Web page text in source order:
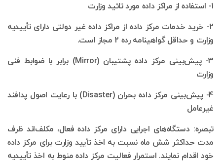
1- استفاده از مراکز داده مورد تائید وزارت
2- خرید خدمات مرکز داده از مراکز داده غیر دولتی دارای تأییدیه
وزارت و حداقل گواهینامه رده 2 مجاز است.
3- پیش‌بینی مرکز داده پشتیبان (Mirror) برابر با ضوابط فنی
وزارت
4- پیش‌بینی مرکز داده بحران (Disaster) با رعایت اصول پدافند
غیرعامل
تبصره: دستگاه‌های اجرایی دارای مرکز داده فعال، مکلف‌اند ظرف
مدت حداکثر شش ماه نسبت به اخذ تأیید وزارت برای مرکز داده
خود اقدام نمایند. استمرار فعالیت مرکز داده منوط به اخذ تأییدیه